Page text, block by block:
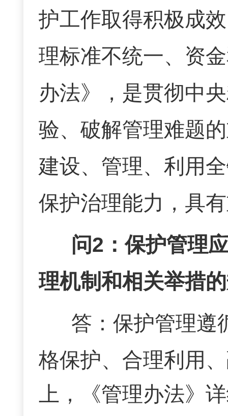
护工作取得积极成
理标准不统一、资
办法》，是贯彻中
验、破解管理难题
建设、管理、利用
保护治理能力，具
问2 ：保护管理
理机制和相关举措
答： 保护管理遵
格保护、合理利用
上，《管理办法》